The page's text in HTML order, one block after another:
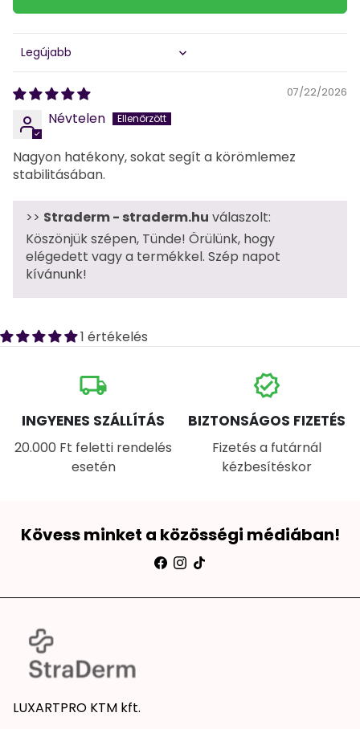
Sort by
07/22/2026
Névtelen
Nagyon hatékony, sokat segít a körömlemez
stabilitásában.
>> Straderm - straderm.hu válaszolt:
Köszönjük szépen, Tünde! Örülünk, hogy
elégedett vagy a termékkel. Szép napot
kívánunk!
1 értékelés
local_shipping
INGYENES SZÁLLÍTÁS
20.000 Ft feletti rendelés
esetén
verified
BIZTONSÁGOS FIZETÉS
Fizetés a futárnál
kézbesítéskor
Kövess minket a közösségi médiában!
LUXARTPRO KTM kft.